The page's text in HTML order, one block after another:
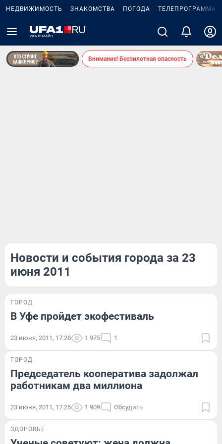
НЕДВИЖИМОСТЬ ЗНАКОМСТВА ПОГОДА ТЕЛЕПРОГРАММА
Внимание! Беспилотная опасность
Новости и события города за 23
июня 2011
ГОРОД
В Уфе пройдет экофестиваль
23 июня, 2011, 17:28 1 975 1
ГОРОД
Председатель кооператива задолжал
работникам два миллиона
23 июня, 2011, 17:25 1 909 Обсудить
ЗДОРОВЬЕ